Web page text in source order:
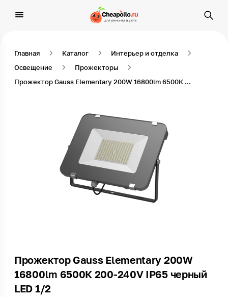
Главная Каталог
Интерьер и отделка
Освещение
Прожекторы
Прожектор Gauss Elementary 200W 16800lm 6500К 200-240V IP65 черный LED 1/2
Прожектор Gauss Elementary 200W
16800lm 6500К 200-240V IP65 черный
LED 1/2